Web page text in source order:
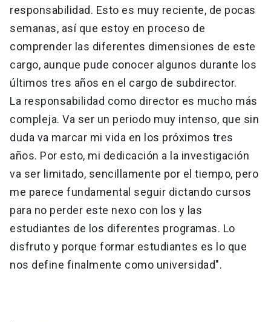
responsabilidad. Esto es muy reciente, de pocas
semanas, así que estoy en proceso de
comprender las diferentes dimensiones de este
cargo, aunque pude conocer algunos durante los
últimos tres años en el cargo de subdirector.
La responsabilidad como director es mucho más
compleja. Va ser un periodo muy intenso, que sin
duda va marcar mi vida en los próximos tres
años. Por esto, mi dedicación a la investigación
va ser limitado, sencillamente por el tiempo, pero
me parece fundamental seguir dictando cursos
para no perder este nexo con los y las
estudiantes de los diferentes programas. Lo
disfruto y porque formar estudiantes es lo que
nos define finalmente como universidad".